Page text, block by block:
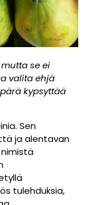
se ei
valita ehjä
kypsyttää
Sen
ja alentavan
tulehduksia,